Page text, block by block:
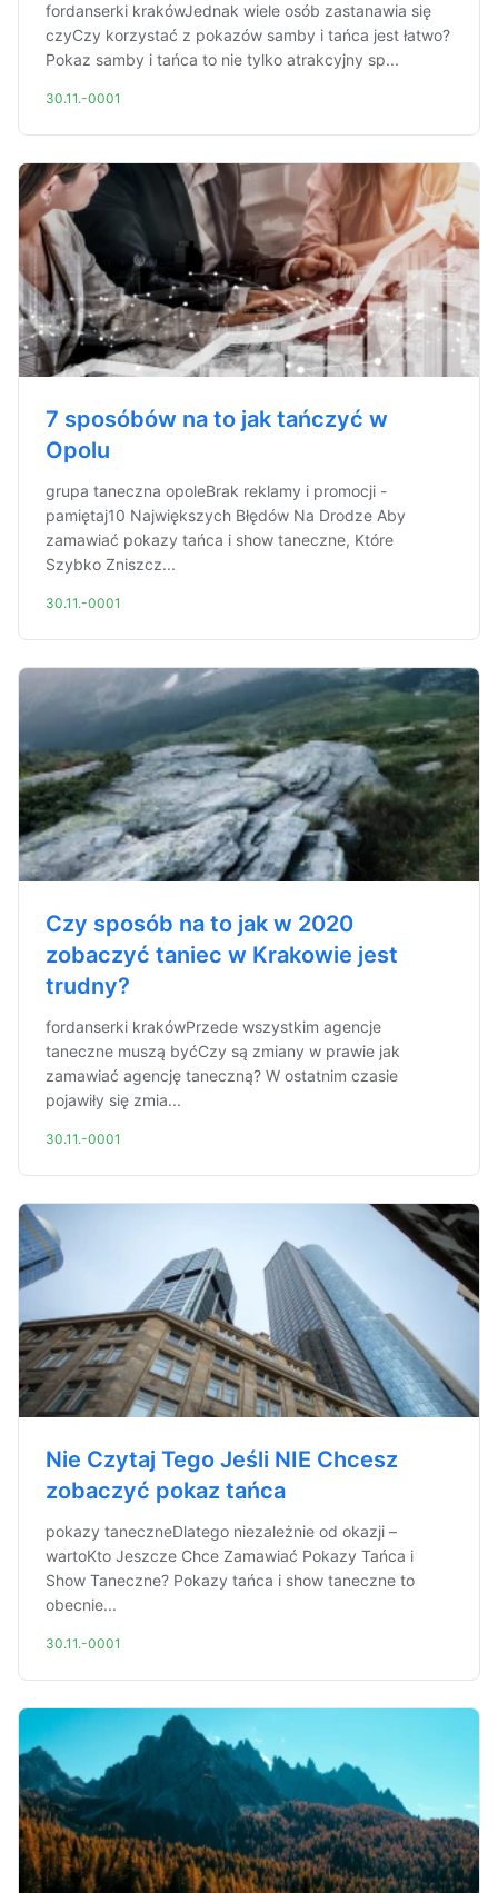
fordanserki krakówJednak wiele osób zastanawia się
czyCzy korzystać z pokazów samby i tańca jest łatwo?
Pokaz samby i tańca to nie tylko atrakcyjny sp...
30.11.-0001
7 sposóbów na to jak tańczyć w
Opolu
grupa taneczna opoleBrak reklamy i promocji -
pamiętaj10 Największych Błędów Na Drodze Aby
zamawiać pokazy tańca i show taneczne, Które
Szybko Zniszcz...
30.11.-0001
Czy sposób na to jak w 2020
zobaczyć taniec w Krakowie jest
trudny?
fordanserki krakówPrzede wszystkim agencje
taneczne muszą byćCzy są zmiany w prawie jak
zamawiać agencję taneczną? W ostatnim czasie
pojawiły się zmia...
30.11.-0001
Nie Czytaj Tego Jeśli NIE Chcesz
zobaczyć pokaz tańca
pokazy taneczneDlatego niezależnie od okazji –
wartoKto Jeszcze Chce Zamawiać Pokazy Tańca i
Show Taneczne? Pokazy tańca i show taneczne to
obecnie...
30.11.-0001